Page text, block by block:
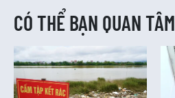
CÓ THỂ BẠN QUAN TÂM